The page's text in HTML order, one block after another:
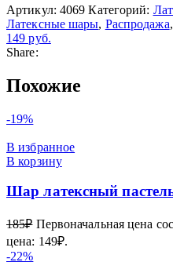
Артикул: 4069Категорий:
Латексные шары, Распродажа,
149 руб.
Share:
Похожие
-19%
В избранное
В корзину
Шар латексный
185₽ Первоначальная цена
цена: 149₽.
-22%